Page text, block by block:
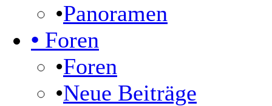
•Panoramen
• Foren
•Foren
•Neue Beiträge